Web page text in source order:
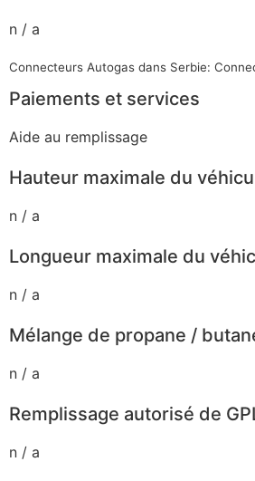
n / a
Connecteurs Autogas dans Serbie:
Paiements et services
Aide au remplissage
Hauteur maximale du
n / a
Longueur maximale du
n / a
Mélange de propane /
n / a
Remplissage autorisé de
n / a